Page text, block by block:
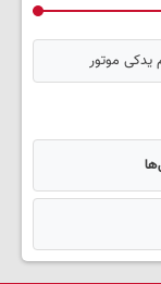
یدکی موتور